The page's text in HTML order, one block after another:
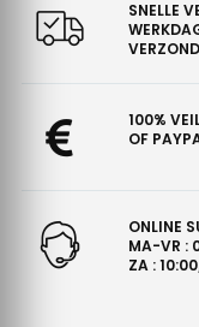
SNELLE
100%
OF
ONLINE
MA-VR :
ZA :